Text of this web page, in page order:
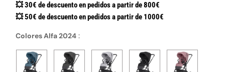
💥 30€ de descuento en pedidos a partir de 800€
💥 50€ de descuento en pedidos a partir de 1000€
Colores Alfa 2024 :